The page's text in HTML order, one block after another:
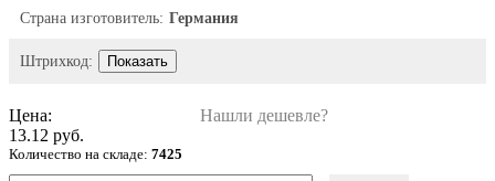
Страна изготовитель: Германия
Штрихкод: Показать
Цена:
Нашли дешевле?
13.12 руб.
Количество на складе: 7425